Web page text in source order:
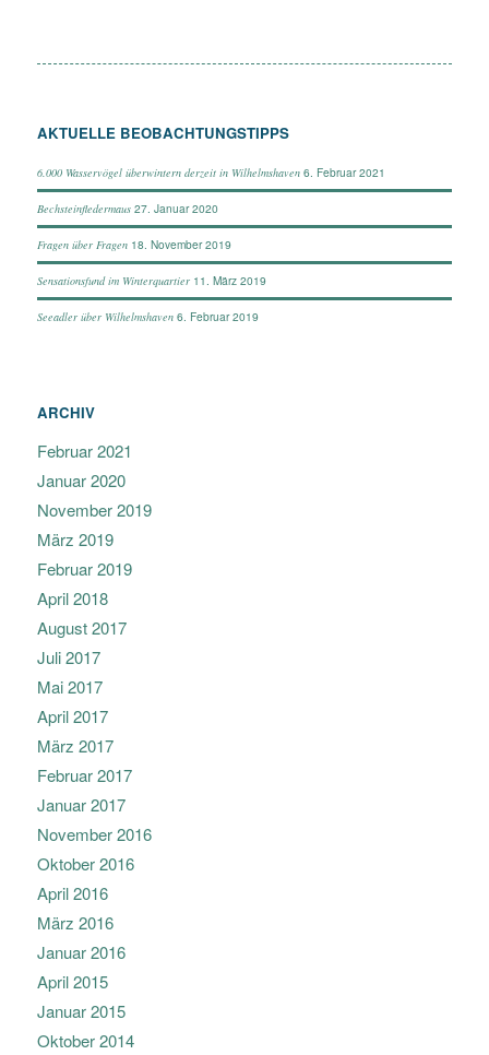
AKTUELLE BEOBACHTUNGSTIPPS
6.000 Wasservögel überwintern derzeit in Wilhelmshaven 6. Februar 2021
Bechsteinfledermaus 27. Januar 2020
Fragen über Fragen 18. November 2019
Sensationsfund im Winterquartier 11. März 2019
Seeadler über Wilhelmshaven 6. Februar 2019
ARCHIV
Februar 2021
Januar 2020
November 2019
März 2019
Februar 2019
April 2018
August 2017
Juli 2017
Mai 2017
April 2017
März 2017
Februar 2017
Januar 2017
November 2016
Oktober 2016
April 2016
März 2016
Januar 2016
April 2015
Januar 2015
Oktober 2014